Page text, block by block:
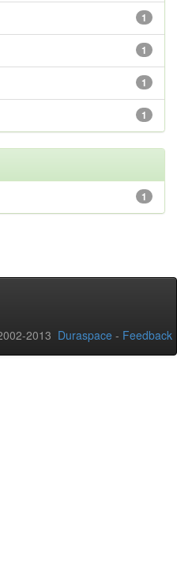
1
1
1
1
1
2013 Duraspace - Feedback